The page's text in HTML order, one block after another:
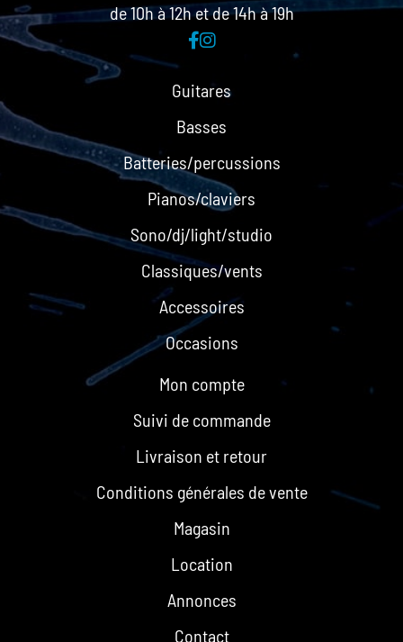
Guitares
Basses
Batteries/percussions
Pianos/claviers
Sono/dj/light/studio
Classiques/vents
Accessoires
Occasions
de 10h à 12h et de 14h à 19h
Mon compte
Suivi de commande
Livraison et retour
Conditions générales de vente
Magasin
Location
Annonces
Contact